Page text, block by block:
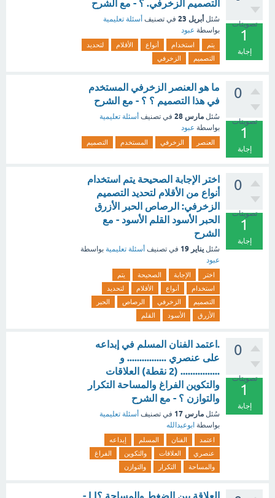
تصويتات
1
إجابة
التصميم الزخرفي. ؟ - مع الشرح
سُئل أبريل 23 في تصنيف أسئلة تعليمية
بواسطة عبود
يتم استخدام أنواع الأقلام
لتحديد
التصميم
الزخرفي
0
تصويتات
1
إجابة
ما هو العنصر الزخرفي المستخدم
في هذا التصميم ؟ ؟ - مع الشرح
سُئل مارس 28 في تصنيف أسئلة تعليمية
بواسطة عبود
العنصر الزخرفي المستخدم التصميم
0
تصويتات
1
إجابة
اختر الإجابة الصحيحة يتم استخدام
أنواع من الأقلام لتحديد التصميم
الزخرفي: الرصاص الحبر الأزرق
الحبر الأسود القلم الأسود - مع
الشرح
سُئل يناير 19 في تصنيف أسئلة تعليمية بواسطة
عبود
اختر الإجابة الصحيحة
يتم
استخدام
أنواع الأقلام
لتحديد
التصميم
الزخرفي الرصاص
الحبر
الأزرق
الأسود القلم
0
تصويتات
1
إجابة
.اعتمد الفنان المسلم في إبداعه
على عنصري ................ و
................ (2 نقطة) العلاقات
والتكوين الفراغ والمساحة التكرار
والتوازن ؟ - مع الشرح
سُئل مارس 17 في تصنيف أسئلة تعليمية
بواسطة ابوعبدالله
اعتمد الفنان المسلم
إبداعه
عنصري
العلاقات والتكوين
الفراغ
والمساحة
التكرار والتوازن